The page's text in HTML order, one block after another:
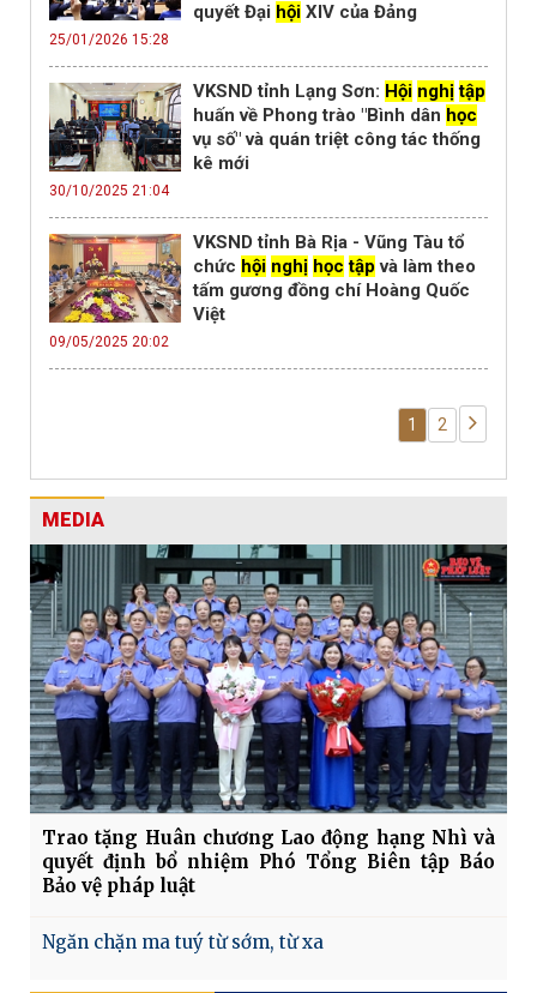
quyết Đại hội XIV của Đảng
25/01/2026 15:28
VKSND tỉnh Lạng Sơn: Hội nghị tập
huấn về Phong trào "Bình dân học
vụ số" và quán triệt công tác thống
kê mới
30/10/2025 21:04
VKSND tỉnh Bà Rịa - Vũng Tàu tổ
chức hội nghị học tập và làm theo
tấm gương đồng chí Hoàng Quốc
Việt
09/05/2025 20:02
1 2
MEDIA
Trao tặng Huân chương Lao động hạng Nhì và
quyết định bổ nhiệm Phó Tổng Biên tập Báo
Bảo vệ pháp luật
Ngăn chặn ma tuý từ sớm, từ xa